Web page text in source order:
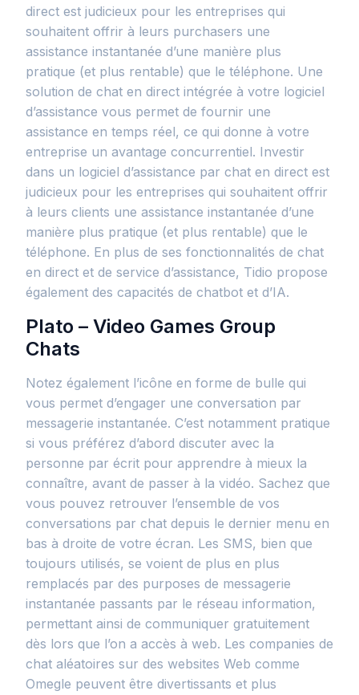
direct est judicieux pour les entreprises qui
souhaitent offrir à leurs purchasers une
assistance instantanée d’une manière plus
pratique (et plus rentable) que le téléphone. Une
solution de chat en direct intégrée à votre logiciel
d’assistance vous permet de fournir une
assistance en temps réel, ce qui donne à votre
entreprise un avantage concurrentiel. Investir
dans un logiciel d’assistance par chat en direct est
judicieux pour les entreprises qui souhaitent offrir
à leurs clients une assistance instantanée d’une
manière plus pratique (et plus rentable) que le
téléphone. En plus de ses fonctionnalités de chat
en direct et de service d’assistance, Tidio propose
également des capacités de chatbot et d’IA.
Plato – Video Games Group
Chats
Notez également l’icône en forme de bulle qui
vous permet d’engager une conversation par
messagerie instantanée. C’est notamment pratique
si vous préférez d’abord discuter avec la
personne par écrit pour apprendre à mieux la
connaître, avant de passer à la vidéo. Sachez que
vous pouvez retrouver l’ensemble de vos
conversations par chat depuis le dernier menu en
bas à droite de votre écran. Les SMS, bien que
toujours utilisés, se voient de plus en plus
remplacés par des purposes de messagerie
instantanée passants par le réseau information,
permettant ainsi de communiquer gratuitement
dès lors que l’on a accès à web. Les companies de
chat aléatoires sur des websites Web comme
Omegle peuvent être divertissants et plus